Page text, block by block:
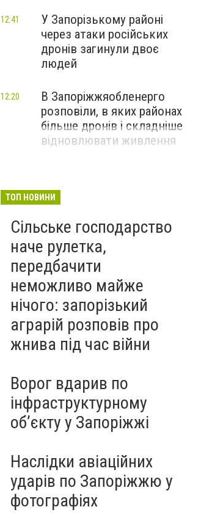
У Запорізькому районі
через атаки російських
дронів загинули двоє
людей
12:41
В Запоріжжяобленерго
розповіли, в яких районах
більше дронів і складніше
відновлювати живлення
12:20
ТОП НОВИНИ
Сільське господарство
наче рулетка,
передбачити
неможливо майже
нічого: запорізький
аграрій розповів про
жнива під час війни
Ворог вдарив по
інфраструктурному
обʼєкту у Запоріжжі
Наслідки авіаційних
ударів по Запоріжжю у
фотографіях